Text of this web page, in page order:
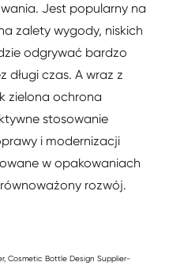
Jest popularny na
zalety wygody, niskich
odgrywać bardzo
długi czas. A wraz z
zielona ochrona
stosowanie
i modernizacji
w opakowaniach
rozwój.
Cosmetic Bottle Design Supplier-